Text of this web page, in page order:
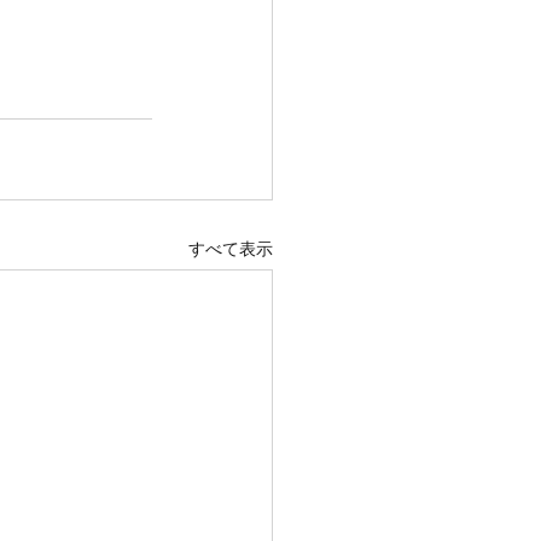
すべて表示